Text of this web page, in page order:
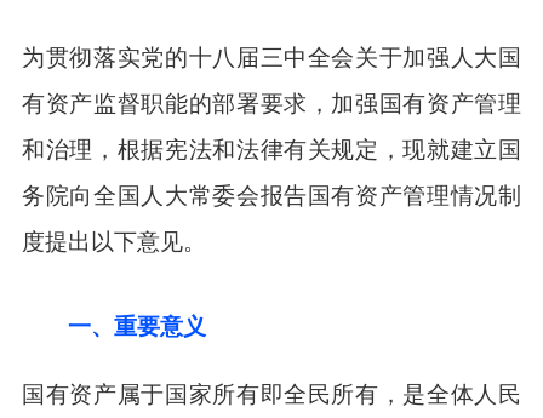
为贯彻落实党的十八届三中全会关于加强人大国
有资产监督职能的部署要求，加强国有资产管理
和治理，根据宪法和法律有关规定，现就建立国
务院向全国人大常委会报告国有资产管理情况制
度提出以下意见。
一、重要意义
国有资产属于国家所有即全民所有，是全体人民